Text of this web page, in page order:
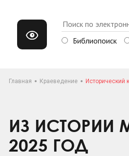
Библиопоиск
Главная Краеведение Исторический
ИЗ ИСТОРИИ
2025 ГОД